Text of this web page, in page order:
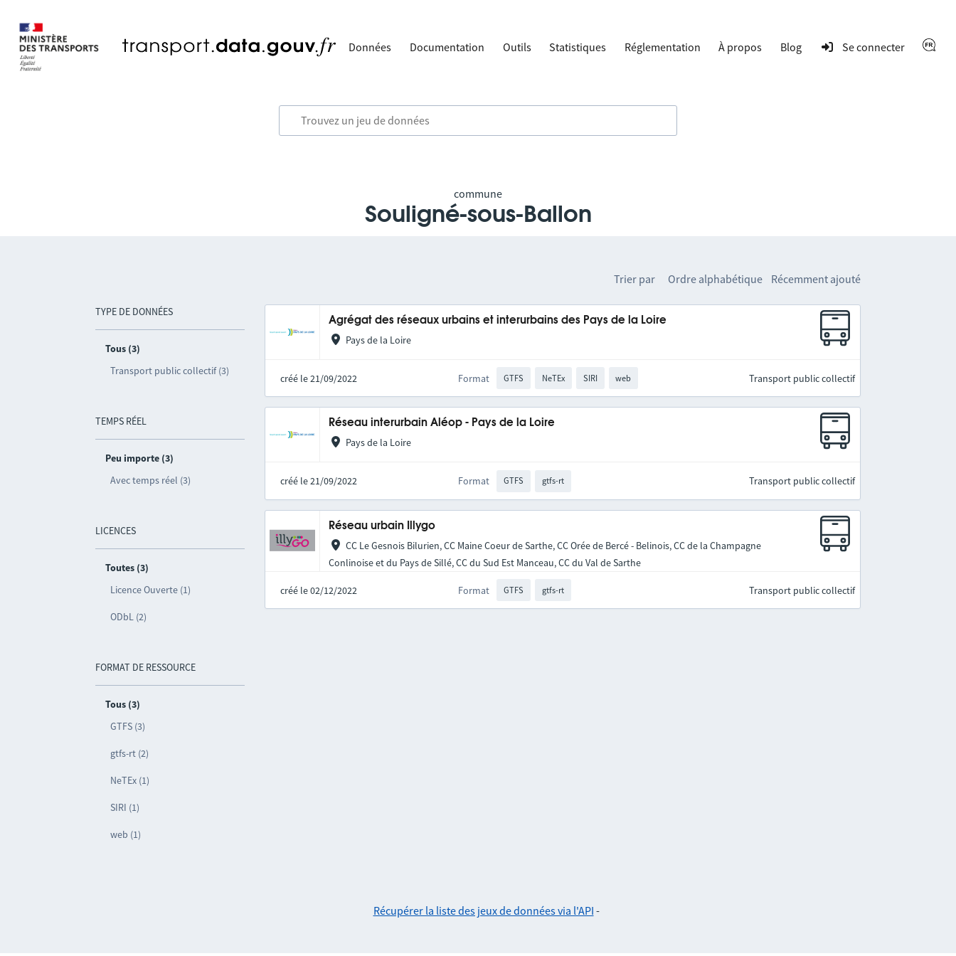
Données Documentation Outils Statistiques Réglementation À propos Blog Se connecter
commune
Souligné-sous-Ballon
TYPE DE DONNÉES
Tous (3)
Transport public collectif (3)
TEMPS RÉEL
Peu importe (3)
Avec temps réel (3)
LICENCES
Toutes (3)
Licence Ouverte (1)
ODbL (2)
FORMAT DE RESSOURCE
Tous (3)
GTFS (3)
gtfs-rt (2)
NeTEx (1)
SIRI (1)
web (1)
Trier par Ordre alphabétique Récemment ajouté
Agrégat des réseaux urbains et interurbains des Pays de la Loire
Pays de la Loire
créé le 21/09/2022 Format GTFS NeTEx SIRI web Transport public collectif
Réseau interurbain Aléop - Pays de la Loire
Pays de la Loire
créé le 21/09/2022 Format GTFS gtfs-rt Transport public collectif
Réseau urbain Illygo
CC Le Gesnois Bilurien, CC Maine Coeur de Sarthe, CC Orée de Bercé - Belinois, CC de la Champagne
Conlinoise et du Pays de Sillé, CC du Sud Est Manceau, CC du Val de Sarthe
créé le 02/12/2022 Format GTFS gtfs-rt Transport public collectif
Récupérer la liste des jeux de données via l'API -